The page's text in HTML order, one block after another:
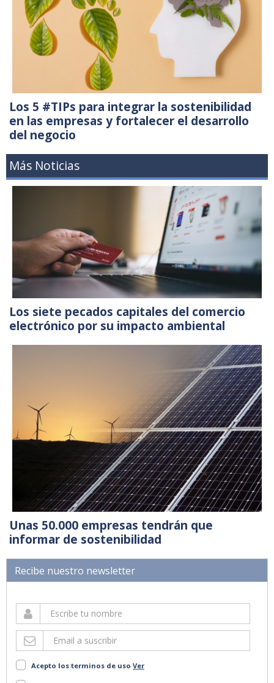
Los 5 #TIPs para integrar la sostenibilidad
en las empresas y fortalecer el desarrollo
del negocio
Más Noticias
Los siete pecados capitales del comercio
electrónico por su impacto ambiental
Unas 50.000 empresas tendrán que
informar de sostenibilidad
Recibe nuestro newsletter
Acepto los terminos de uso Ver